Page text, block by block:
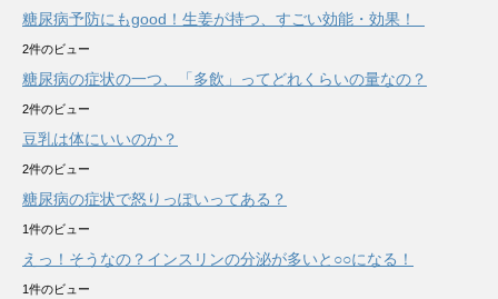
糖尿病予防にもgood！生姜が持つ、すごい効能・効果！
2件のビュー
糖尿病の症状の一つ、「多飲」ってどれくらいの量なの？
2件のビュー
豆乳は体にいいのか？
2件のビュー
糖尿病の症状で怒りっぽいってある？
1件のビュー
えっ！そうなの？インスリンの分泌が多いと○○になる！
1件のビュー